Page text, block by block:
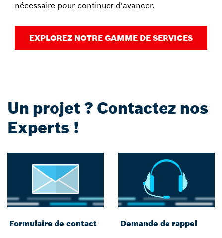
nécessaire pour continuer d'avancer.
EXPLOREZ NOTRE GAMME DE SERVICES
Un projet ? Contactez nos
Experts !
Formulaire de contact Demande de rappel